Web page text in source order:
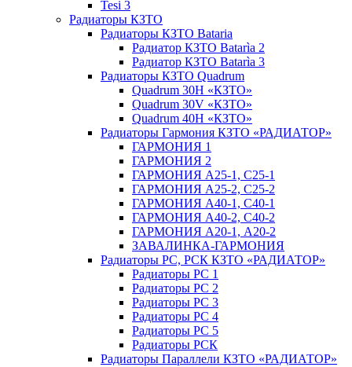
Tesi 3
Радиаторы КЗТО
Радиаторы КЗТО Bataria
Радиатор КЗТО Batarìa 2
Радиатор КЗТО Batarìa 3
Радиаторы КЗТО Quadrum
Quadrum 30H «КЗТО»
Quadrum 30V «КЗТО»
Quadrum 40H «КЗТО»
Радиаторы Гармония КЗТО «РАДИАТОР»
ГАРМОНИЯ 1
ГАРМОНИЯ 2
ГАРМОНИЯ А25-1, С25-1
ГАРМОНИЯ А25-2, С25-2
ГАРМОНИЯ А40-1, С40-1
ГАРМОНИЯ А40-2, С40-2
ГАРМОНИЯ А20-1, А20-2
ЗАВАЛИНКА-ГАРМОНИЯ
Радиаторы РС, РСК КЗТО «РАДИАТОР»
Радиаторы РС 1
Радиаторы РС 2
Радиаторы РС 3
Радиаторы РС 4
Радиаторы РС 5
Радиаторы РСК
Радиаторы Параллели КЗТО «РАДИАТОР»